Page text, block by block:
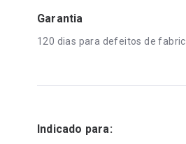
Garantia
120 dias para defeitos de
Indicado para: